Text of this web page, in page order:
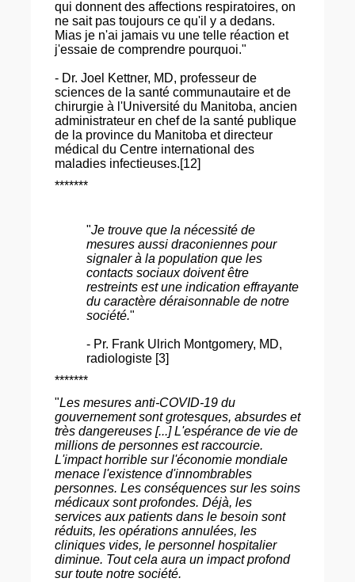
qui donnent des affections respiratoires, on
ne sait pas toujours ce qu'il y a dedans.
Mias je n'ai jamais vu une telle réaction et
j'essaie de comprendre pourquoi."
- Dr. Joel Kettner, MD, professeur de
sciences de la santé communautaire et de
chirurgie à l'Université du Manitoba, ancien
administrateur en chef de la santé publique
de la province du Manitoba et directeur
médical du Centre international des
maladies infectieuses.[12]
*******
"Je trouve que la nécessité de
mesures aussi draconiennes pour
signaler à la population que les
contacts sociaux doivent être
restreints est une indication effrayante
du caractère déraisonnable de notre
société."
- Pr. Frank Ulrich Montgomery, MD,
radiologiste [3]
*******
"Les mesures anti-COVID-19 du
gouvernement sont grotesques, absurdes et
très dangereuses [...] L'espérance de vie de
millions de personnes est raccourcie.
L'impact horrible sur l'économie mondiale
menace l'existence d'innombrables
personnes. Les conséquences sur les soins
médicaux sont profondes. Déjà, les
services aux patients dans le besoin sont
réduits, les opérations annulées, les
cliniques vides, le personnel hospitalier
diminue. Tout cela aura un impact profond
sur toute notre société.